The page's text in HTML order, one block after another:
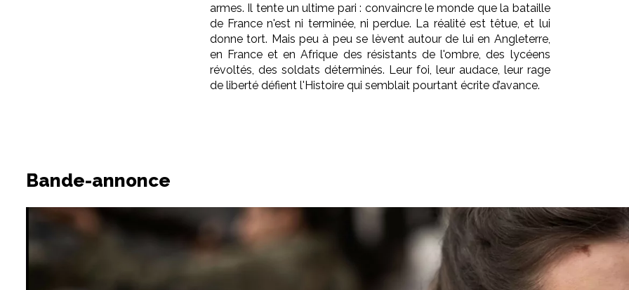
armes. Il tente un ultime pari : convaincre le monde que la bataille
de France n'est ni terminée, ni perdue. La réalité est têtue, et lui
donne tort. Mais peu à peu se lèvent autour de lui en Angleterre,
en France et en Afrique des résistants de l'ombre, des lycéens
révoltés, des soldats déterminés. Leur foi, leur audace, leur rage
de liberté défient l'Histoire qui semblait pourtant écrite d’avance.
Bande-annonce